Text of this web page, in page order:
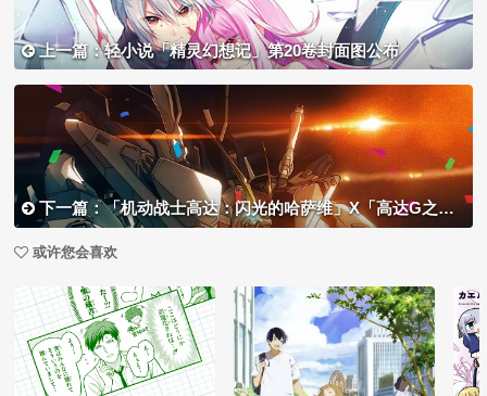
上一篇：轻小说「精灵幻想记」第20卷封面图公布
下一篇：「机动战士高达：闪光的哈萨维」X「高达G之复国运」X「天竺鼠车车」联动绘公开
或许您会喜欢